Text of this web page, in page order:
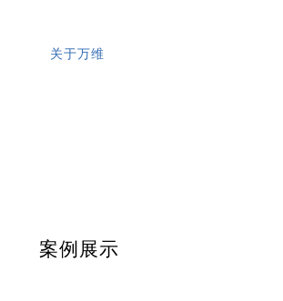
关于万维
案例展示